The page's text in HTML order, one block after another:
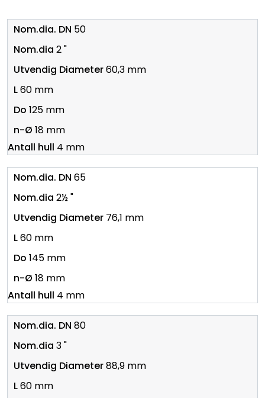
50
2 "
60,3 mm
60 mm
125 mm
18 mm
4 mm
65
2½ "
76,1 mm
60 mm
145 mm
18 mm
4 mm
80
3 "
88,9 mm
60 mm